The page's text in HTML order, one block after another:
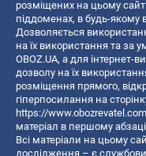
розміщених на цьому
піддоменах, в будь-якому
Дозволяється
на їх використання та за
OBOZ.UA, а для інтернет-
дозволу на їх
розміщення прямого,
гіперпосилання на
https://www.obozrevatel.com
матеріал в першому
Всі матеріали на цьому
дослідження – є